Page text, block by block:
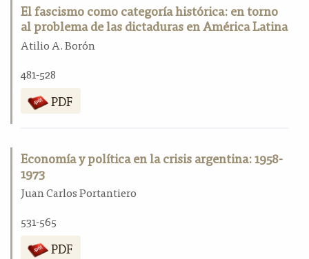
El fascismo como categoría histórica: en torno
al problema de las dictaduras en América Latina
Atilio A. Borón
481-528
PDF
Economía y política en la crisis argentina: 1958-
1973
Juan Carlos Portantiero
531-565
PDF